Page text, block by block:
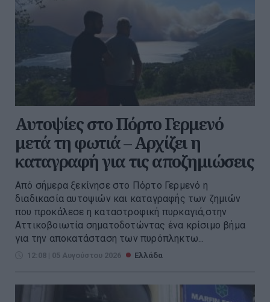
Αυτοψίες στο Πόρτο Γερμενό
μετά τη φωτιά – Αρχίζει η
καταγραφή για τις αποζημιώσεις
Από σήμερα ξεκίνησε στο Πόρτο Γερμενό η
διαδικασία αυτοψιών και καταγραφής των ζημιών
που προκάλεσε η καταστροφική πυρκαγιά,στην
Αττικοβοιωτία σηματοδοτώντας ένα κρίσιμο βήμα
για την αποκατάσταση των πυρόπληκτω...
12:08 | 05 Αυγούστου 2026 Ελλάδα